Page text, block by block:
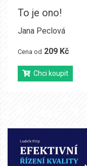
To je ono!
Jana Peclová
Cena od 209 Kč
Chci koupit